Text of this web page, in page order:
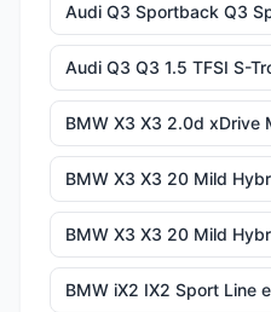
Audi Q3 Sportback Q3
Audi Q3 Q3 1.5 TFSI S-
BMW X3 X3 2.0d xDrive
BMW X3 X3 20 Mild
BMW X3 X3 20 Mild
BMW iX2 IX2 Sport Line